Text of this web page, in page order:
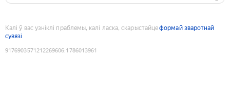
Калі ў вас узніклі праблемы, калі ласка, скарыстайцеформай зваротнай
сувязі
9176903571212269606:1786013961